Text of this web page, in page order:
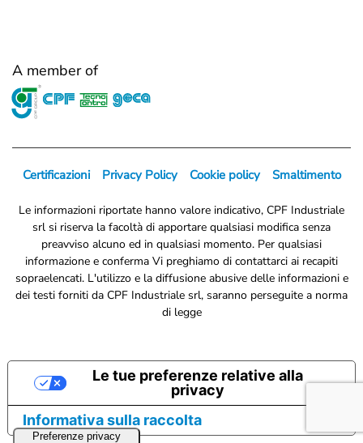
A member of
Certificazioni Privacy Policy Cookie policy Smaltimento
Le informazioni riportate hanno valore indicativo, CPF Industriale
srl si riserva la facoltà di apportare qualsiasi modifica senza
preavviso alcuno ed in qualsiasi momento. Per qualsiasi
informazione e conferma Vi preghiamo di contattarci ai recapiti
sopraelencati. L'utilizzo e la diffusione abusive delle informazioni e
dei testi forniti da CPF Industriale srl, saranno perseguite a norma
di legge
Informativa sulla raccolta
Le tue preferenze relative alla
privacy